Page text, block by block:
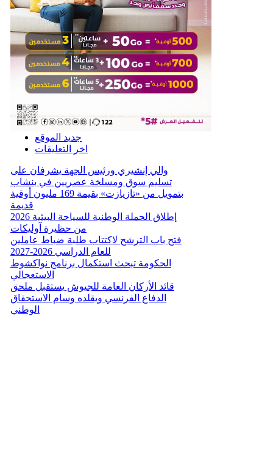
جديد الموقع
اخر التعليقات
والي إنشيري ورئيس الجهة يشرفان على
تسليم سوق ومسلخة عصريين في بنشاب
بتمويل من «تازيازت» بقيمة 169 مليون أوقية
قديمة
إطلاق الحملة الوطنية للسياحة البيئية 2026
من حظيرة آوليكات
فتح باب الترشح لاكتتاب طلبة ضباط عاملين
للعام الدراسي 2026-2027
الحكومة تبحث استكمال برنامج نواكشوط
الاستعجالي
قائد الأركان العامة للجيوش يستقبل ملحق
الدفاع الفرنسي ويقلده وسام الاستحقاق
الوطني